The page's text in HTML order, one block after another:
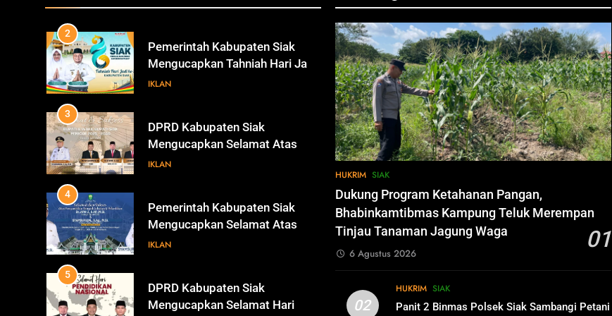
3
DPRD Kabupaten Siak
Mengucapkan Selamat Atas
Pengambilan Sumpah Jabatan
IKLAN
4
Pemerintah Kabupaten Siak
Mengucapkan Selamat Atas
Pengambilan Sumpah Jabatan
IKLAN
5
DPRD Kabupaten Siak
Mengucapkan Selamat Hari
Pendidikan Nasional
IKLAN
6
Sekretaris DPRD Kabupaten
Siak Mengucapkan Selamat
HUKRIM SIAK
Dukung Program Ketahanan Pangan,
Bhabinkamtibmas Kampung Teluk Merempan
Tinjau Tanaman Jagung Waga
01
6 Agustus 2026
02
HUKRIM SIAK
Panit 2 Binmas Polsek Siak Sambangi Petani